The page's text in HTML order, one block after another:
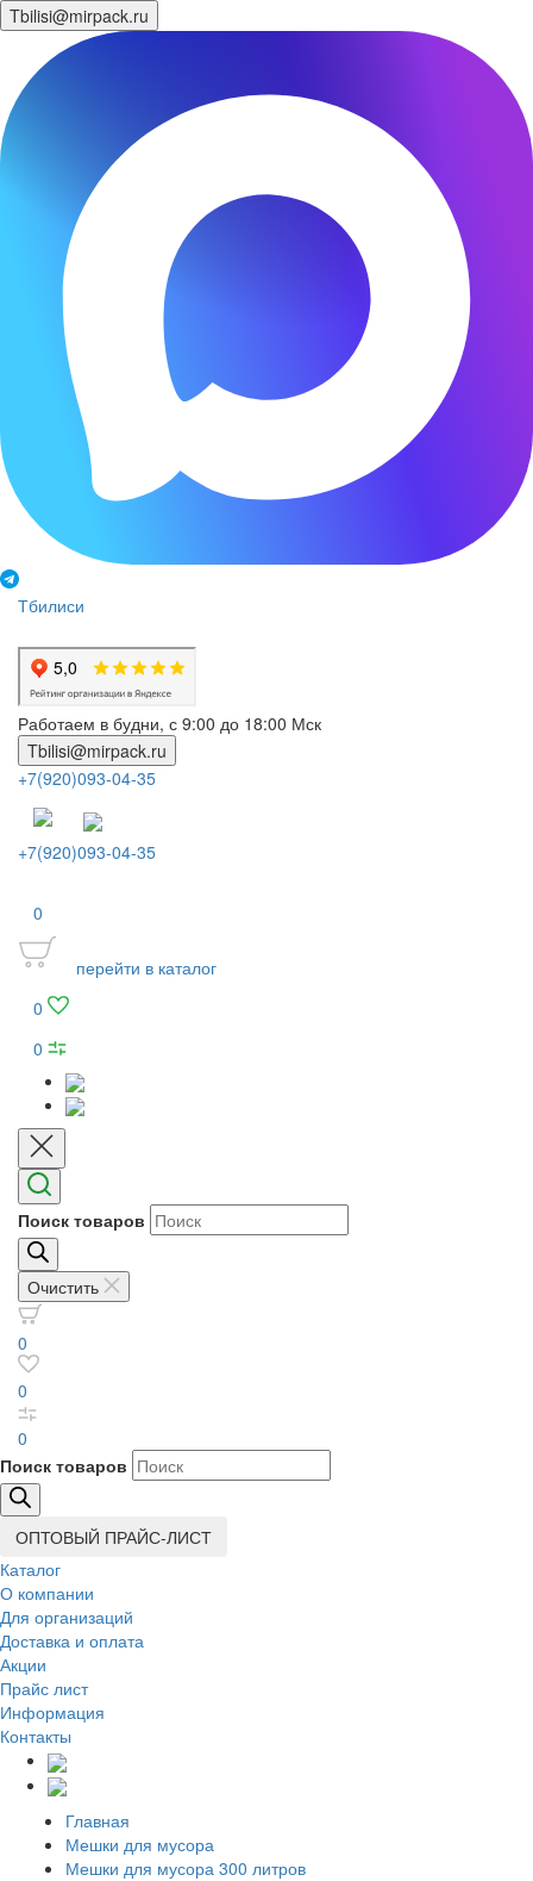
Tbilisi@mirpack.ru
Тбилиси
Работаем в будни, с 9:00 до 18:00 Мск
Tbilisi@mirpack.ru
+7(920)093-04-35
+7(920)093-04-35
0
перейти в каталог
0
0
Поиск товаров
Очистить
0
0
0
Поиск товаров
ОПТОВЫЙ ПРАЙС-ЛИСТ
Каталог
О компании
Для организаций
Доставка и оплата
Акции
Прайс лист
Информация
Контакты
Главная
Мешки для мусора
Мешки для мусора 300 литров